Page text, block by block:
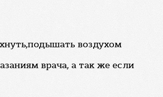
воздухом
врача, а так же если